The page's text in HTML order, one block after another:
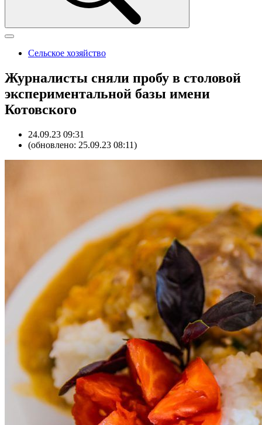
Сельское хозяйство
Журналисты сняли пробу в столовой
экспериментальной базы имени
Котовского
24.09.23 09:31
(обновлено: 25.09.23 08:11)